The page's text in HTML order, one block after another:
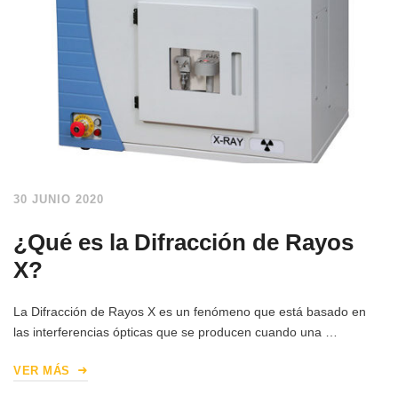
30 JUNIO 2020
¿Qué es la Difracción de Rayos
X?
La Difracción de Rayos X es un fenómeno que está basado en
las interferencias ópticas que se producen cuando una …
VER MÁS